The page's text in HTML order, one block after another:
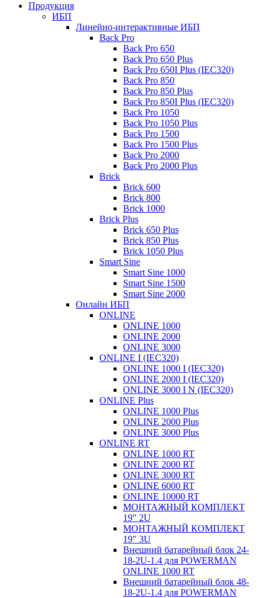
Продукция
ИБП
Линейно-интерактивные ИБП
Back Pro
Back Pro 650
Back Pro 650 Plus
Back Pro 650I Plus (IEC320)
Back Pro 850
Back Pro 850 Plus
Back Pro 850I Plus (IEC320)
Back Pro 1050
Back Pro 1050 Plus
Back Pro 1500
Back Pro 1500 Plus
Back Pro 2000
Back Pro 2000 Plus
Brick
Brick 600
Brick 800
Brick 1000
Brick Plus
Brick 650 Plus
Brick 850 Plus
Brick 1050 Plus
Smart Sine
Smart Sine 1000
Smart Sine 1500
Smart Sine 2000
Онлайн ИБП
ONLINE
ONLINE 1000
ONLINE 2000
ONLINE 3000
ONLINE I (IEC320)
ONLINE 1000 I (IEC320)
ONLINE 2000 I (IEC320)
ONLINE 3000 I N (IEC320)
ONLINE Plus
ONLINE 1000 Plus
ONLINE 2000 Plus
ONLINE 3000 Plus
ONLINE RT
ONLINE 1000 RT
ONLINE 2000 RT
ONLINE 3000 RT
ONLINE 6000 RT
ONLINE 10000 RT
МОНТАЖНЫЙ КОМПЛЕКТ
19" 2U
МОНТАЖНЫЙ КОМПЛЕКТ
19" 3U
Внешний батарейный блок 24-
18-2U-1.4 для POWERMAN
ONLINE 1000 RT
Внешний батарейный блок 48-
18-2U-1.4 для POWERMAN